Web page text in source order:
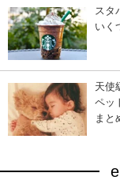
スタ
いく
天使
ペッ
まと